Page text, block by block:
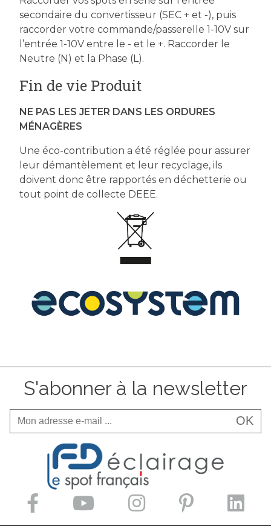
secondaire du convertisseur (SEC + et -), puis
raccorder votre commande/passerelle 1-10V sur
l’entrée 1-10V entre le - et le +. Raccorder le
Neutre (N) et la Phase (L).
Fin de vie Produit
NE PAS LES JETER DANS LES ORDURES
MÉNAGÈRES
Une éco-contribution a été réglée pour assurer
leur démantèlement et leur recyclage, ils
doivent donc être rapportés en déchetterie ou
tout point de collecte DEEE.
S'abonner à la newsletter
OK